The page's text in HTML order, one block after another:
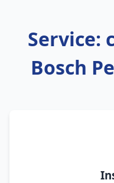
Service:
Bosch